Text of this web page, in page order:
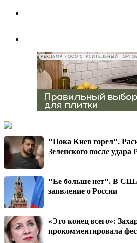
"Пока Киев горел".
Зеленского после удара
"Ее больше нет". В
заявление о России
«Это конец всего»:
прокомментировала